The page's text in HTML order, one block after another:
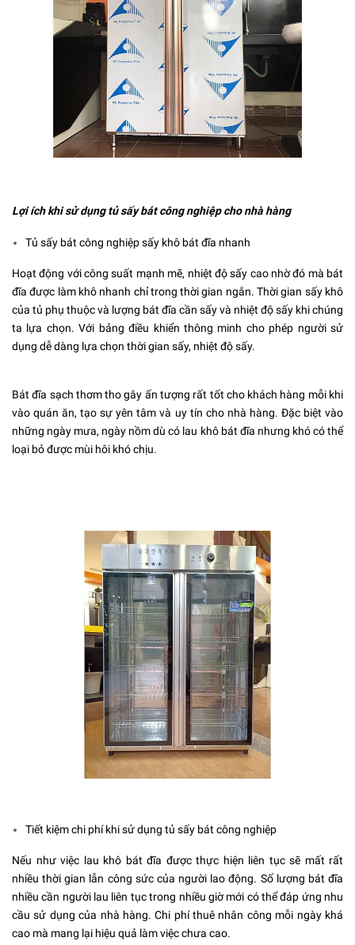
Lợi ích khi sử dụng tủ sấy bát công nghiệp cho nhà hàng
Tủ sấy bát công nghiệp sấy khô bát đĩa nhanh
Hoạt động với công suất mạnh mẽ, nhiệt độ sấy cao nhờ đó mà bát
đĩa được làm khô nhanh chỉ trong thời gian ngắn. Thời gian sấy khô
của tủ phụ thuộc và lượng bát đĩa cần sấy và nhiệt độ sấy khi chúng
ta lựa chọn. Với bảng điều khiển thông minh cho phép người sử
dụng dễ dàng lựa chọn thời gian sấy, nhiệt độ sấy.
Bát đĩa sạch thơm tho gây ấn tượng rất tốt cho khách hàng mỗi khi
vào quán ăn, tạo sự yên tâm và uy tín cho nhà hàng. Đặc biệt vào
những ngày mưa, ngày nồm dù có lau khô bát đĩa nhưng khó có thể
loại bỏ được mùi hôi khó chịu.
Tiết kiệm chi phí khi sử dụng tủ sấy bát công nghiệp
Nếu như việc lau khô bát đĩa được thực hiện liên tục sẽ mất rất
nhiều thời gian lẫn công sức của người lao động. Số lượng bát đĩa
nhiều cần người lau liên tục trong nhiều giờ mới có thể đáp ứng nhu
cầu sử dụng của nhà hàng. Chi phí thuê nhân công mỗi ngày khá
cao mà mang lại hiệu quả làm việc chưa cao.